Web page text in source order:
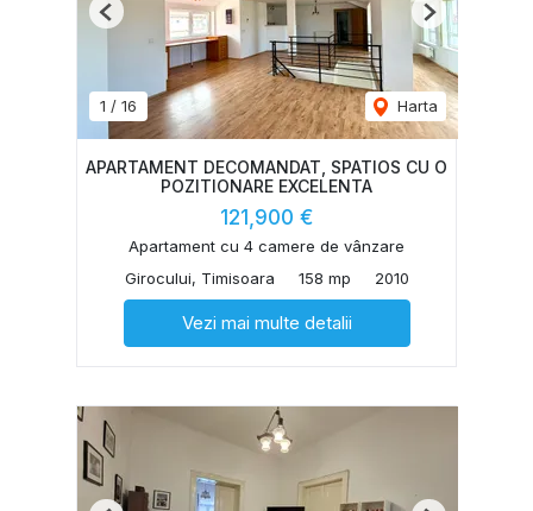
1 / 16 Harta
Previous Next
APARTAMENT DECOMANDAT, SPATIOS CU O
POZITIONARE EXCELENTA
121,900 €
Apartament cu 4 camere de vânzare
Girocului, Timisoara
158 mp 2010
Vezi mai multe detalii